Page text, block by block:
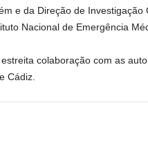
e da Direção de
Nacional de Emergência
colaboração com as
Cádiz.